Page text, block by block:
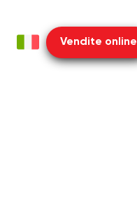
Vendite online